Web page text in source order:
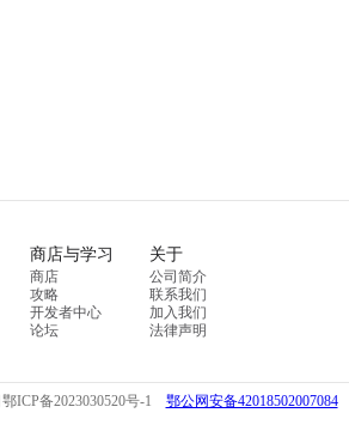
商店与学习
商店
攻略
开发者中心
论坛
关于
公司简介
联系我们
加入我们
法律声明
鄂ICP备2023030520号-1 鄂公网安备42018502007084